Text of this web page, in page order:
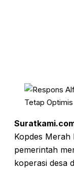
Kopdes Merah
pemerintah
koperasi desa